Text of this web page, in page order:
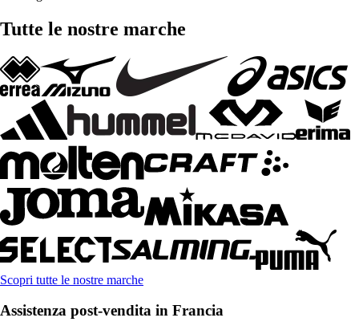
Tutte le nostre marche
Scopri tutte le nostre marche
Assistenza post-vendita in Francia